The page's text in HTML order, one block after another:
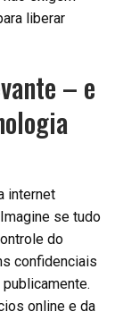
liberar
– e
internet
se tudo
do
confidenciais
online e da